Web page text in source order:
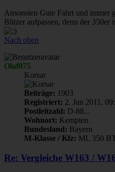
Ansonsten Gute Fahrt und
Blitzer aufpassen, denn der 350er
Nach oben
Olaf075
Korsar
Beiträge: 1903
Registriert: 2. Jan 2011,
Postleitzahl: D-88...
Wohnort: Kempten
Bundesland: Bayern
M-Klasse / Kfz: ML 350
Re: Vergleiche W163 /